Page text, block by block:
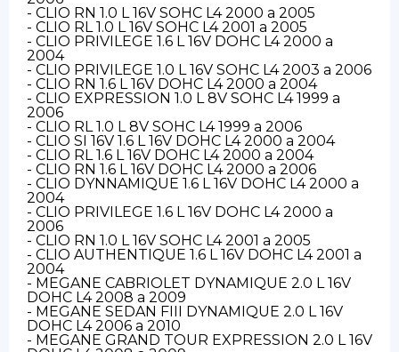
- CLIO RN 1.0 L 16V SOHC L4 2000 a 2005
- CLIO RL 1.0 L 16V SOHC L4 2001 a 2005
- CLIO PRIVILEGE 1.6 L 16V DOHC L4 2000 a
2004
- CLIO PRIVILEGE 1.0 L 16V SOHC L4 2003 a 2006
- CLIO RN 1.6 L 16V DOHC L4 2000 a 2004
- CLIO EXPRESSION 1.0 L 8V SOHC L4 1999 a
2006
- CLIO RL 1.0 L 8V SOHC L4 1999 a 2006
- CLIO SI 16V 1.6 L 16V DOHC L4 2000 a 2004
- CLIO RL 1.6 L 16V DOHC L4 2000 a 2004
- CLIO RN 1.6 L 16V DOHC L4 2000 a 2006
- CLIO DYNNAMIQUE 1.6 L 16V DOHC L4 2000 a
2004
- CLIO PRIVILEGE 1.6 L 16V DOHC L4 2000 a
2006
- CLIO RN 1.0 L 16V SOHC L4 2001 a 2005
- CLIO AUTHENTIQUE 1.6 L 16V DOHC L4 2001 a
2004
- MEGANE CABRIOLET DYNAMIQUE 2.0 L 16V
DOHC L4 2008 a 2009
- MEGANE SEDAN FIII DYNAMIQUE 2.0 L 16V
DOHC L4 2006 a 2010
- MEGANE GRAND TOUR EXPRESSION 2.0 L 16V